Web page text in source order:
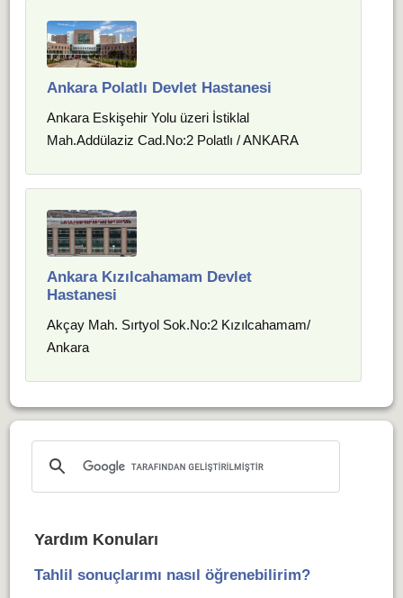
Ankara Polatlı Devlet Hastanesi
Ankara Eskişehir Yolu üzeri İstiklal
Mah.Addülaziz Cad.No:2 Polatlı / ANKARA
Ankara Kızılcahamam Devlet
Hastanesi
Akçay Mah. Sırtyol Sok.No:2 Kızılcahamam/
Ankara
Yardım Konuları
Tahlil sonuçlarımı nasıl öğrenebilirim?